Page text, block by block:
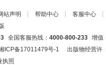
站声明 ┊ 帮助中心 ┊ 客服中心 ┊
全国客服热线： 4000-800-233增值
ICP备17011479号-1
出版物经营许
执照